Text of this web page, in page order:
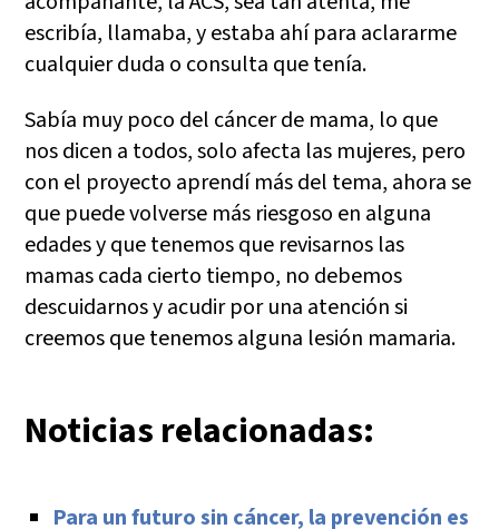
escribía, llamaba, y estaba ahí para aclararme
cualquier duda o consulta que tenía.
Sabía muy poco del cáncer de mama, lo que
nos dicen a todos, solo afecta las mujeres, pero
con el proyecto aprendí más del tema, ahora se
que puede volverse más riesgoso en alguna
edades y que tenemos que revisarnos las
mamas cada cierto tiempo, no debemos
descuidarnos y acudir por una atención si
creemos que tenemos alguna lesión mamaria.
Noticias relacionadas:
Para un futuro sin cáncer, la prevención es